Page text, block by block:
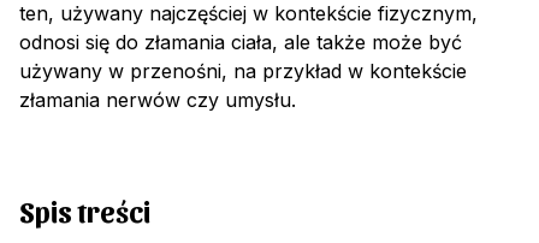
ten, używany najczęściej w kontekście fizycznym,
odnosi się do złamania ciała, ale także może być
używany w przenośni, na przykład w kontekście
złamania nerwów czy umysłu.
Spis treści